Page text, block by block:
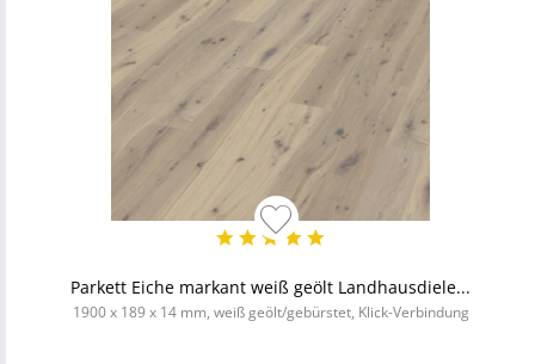
Parkett Eiche markant weiß geölt Landhausdiele...
1900 x 189 x 14 mm, weiß geölt/gebürstet, Klick-Verbindung